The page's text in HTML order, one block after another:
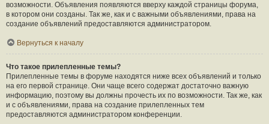
возможности. Объявления появляются вверху каждой страницы форума,
в котором они созданы. Так же, как и с важными объявлениями, права на
создание объявлений предоставляются администратором.
Вернуться к началу
Что такое прилепленные темы?
Прилепленные темы в форуме находятся ниже всех объявлений и только
на его первой странице. Они чаще всего содержат достаточно важную
информацию, поэтому вы должны прочесть их по возможности. Так же, как
и с объявлениями, права на создание прилепленных тем
предоставляются администратором конференции.